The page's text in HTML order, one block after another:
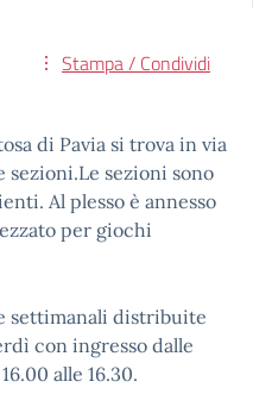
Stampa / Condividi
di Pavia si trova in via
sezioni.Le sezioni sono
Al plesso è annesso
per giochi
settimanali distribuite
con ingresso dalle
alle 16.30.